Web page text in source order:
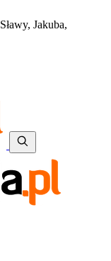
Sławy, Jakuba,